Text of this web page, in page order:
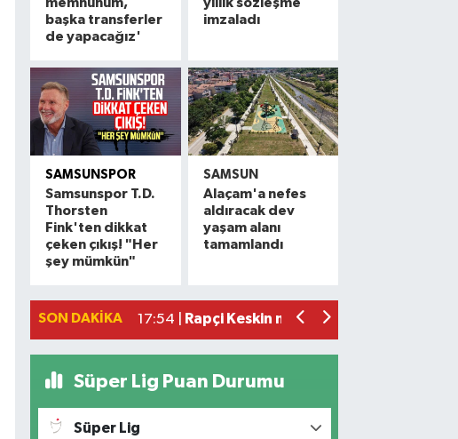
başka transferler
de yapacağız'
imzaladı
SAMSUNSPOR
Samsunspor T.D.
Thorsten
Fink'ten dikkat
çeken çıkış! "Her
şey mümkün"
SAMSUN
Alaçam'a nefes
aldıracak dev
yaşam alanı
tamamlandı
SON DAKIKA
20:16 |
Alaçam çileği reçel oldu: Hedef
19:06 |
Hafif ticari araç ile motosiklet çarpıştı:
17:36 |
Havza'da zincirleme trafik kazası: 2
Süper Lig Puan Durumu
Süper Lig